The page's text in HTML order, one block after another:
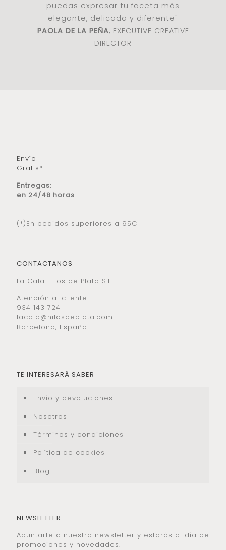
puedas expresar tu faceta más
elegante, delicada y diferente"
PAOLA DE LA PEÑA, EXECUTIVE CREATIVE
DIRECTOR
Envío
Gratis*
Entregas:
en 24/48 horas
(*)En pedidos superiores a 95€
CONTACTANOS
La Cala Hilos de Plata S.L.
Atención al cliente:
934 143 724
lacala@hilosdeplata.com
Barcelona, España.
TE INTERESARÁ SABER
Envío y devoluciones
Nosotros
Términos y condiciones
Política de cookies
Blog
NEWSLETTER
Apuntarte a nuestra newsletter y estarás al día de
promociones y novedades.